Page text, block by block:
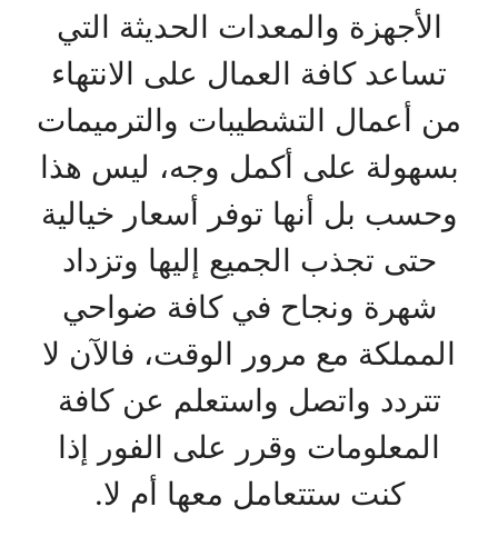
الأجهزة والمعدات الحديثة التي
تساعد كافة العمال على الانتهاء
من أعمال التشطيبات والترميمات
بسهولة على أكمل وجه، ليس هذا
وحسب بل أنها توفر أسعار خيالية
حتى تجذب الجميع إليها وتزداد
شهرة ونجاح في كافة ضواحي
المملكة مع مرور الوقت، فالآن لا
تتردد واتصل واستعلم عن كافة
المعلومات وقرر على الفور إذا
كنت ستتعامل معها أم لا.